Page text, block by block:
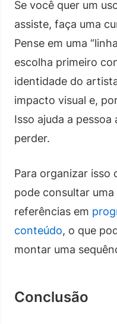
Se você quer um
assiste, faça uma
Pense em uma
escolha primeiro
identidade do
impacto visual e,
Isso ajuda a
perder.
Para organizar isso
pode consultar
referências em
conteúdo, o que
montar uma
Conclusão